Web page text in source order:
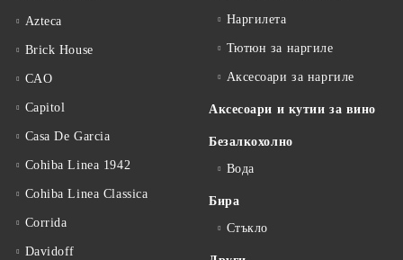
Azteca
Brick House
CAO
Capitol
Casa De Garcia
Cohiba Linea 1942
Cohiba Linea Classica
Corrida
Davidoff
Наргилета
Тютюн за наргиле
Аксесоари за наргиле
Аксесоари и кутии за вино
Безалкохолно
Вода
Бира
Стъкло